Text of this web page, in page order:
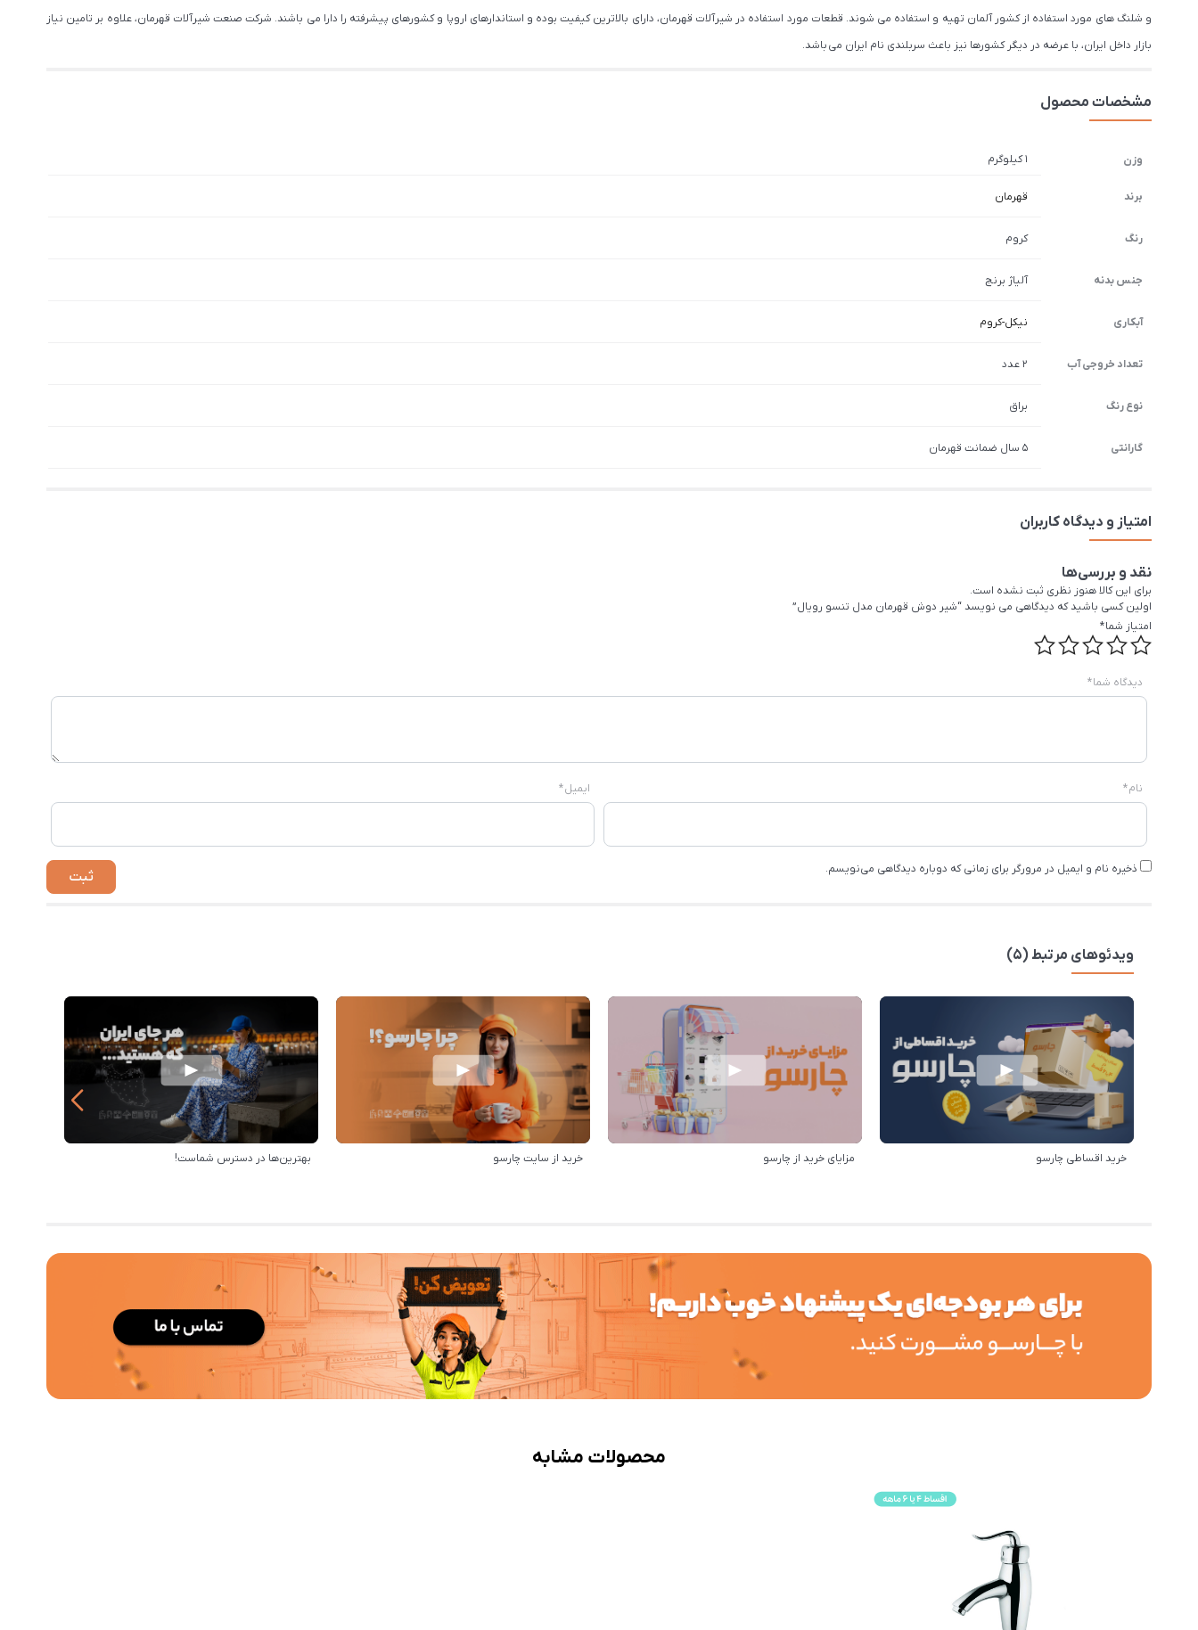
و شلنگ های مورد استفاده از کشور آلمان تهیه و استفاده می شوند. قطعات مورد استفاده در شیرآلات قهرمان، دارای بالاترین کیفیت بوده و استاندارهای اروپا و کشورهای پیشرفته را دارا می باشند. شرکت صنعت شیرآلات قهرمان، علاوه بر تامین نیاز
بازار داخل ایران، با عرضه در دیگر کشورها نیز باعث سربلندی نام ایران می باشد.
مشخصات محصول
وزن 1 کیلوگرم
برند قهرمان
رنگ کروم
جنس بدنه آلیاژ برنج
آبکاری نیکل-کروم
تعداد خروجی آب 2 عدد
نوع رنگ براق
گارانتی 5 سال ضمانت قهرمان
امتیاز و دیدگاه کاربران
نقد و بررسی‌ها
برای این کالا هنوز نظری ثبت نشده است.
اولین کسی باشید که دیدگاهی می نویسد “شیر دوش قهرمان مدل تنسو رویال”
امتیاز شما*
دیدگاه شما*
نام* ایمیل*
ذخیره نام و ایمیل در مرورگر برای زمانی که دوباره دیدگاهی می‌نویسم.
ویدئوهای مرتبط (5)
خرید اقساطی چارسو مزایای خرید از چارسو خرید از سایت چارسو بهترین‌ها در دسترس شماست!
محصولات مشابه